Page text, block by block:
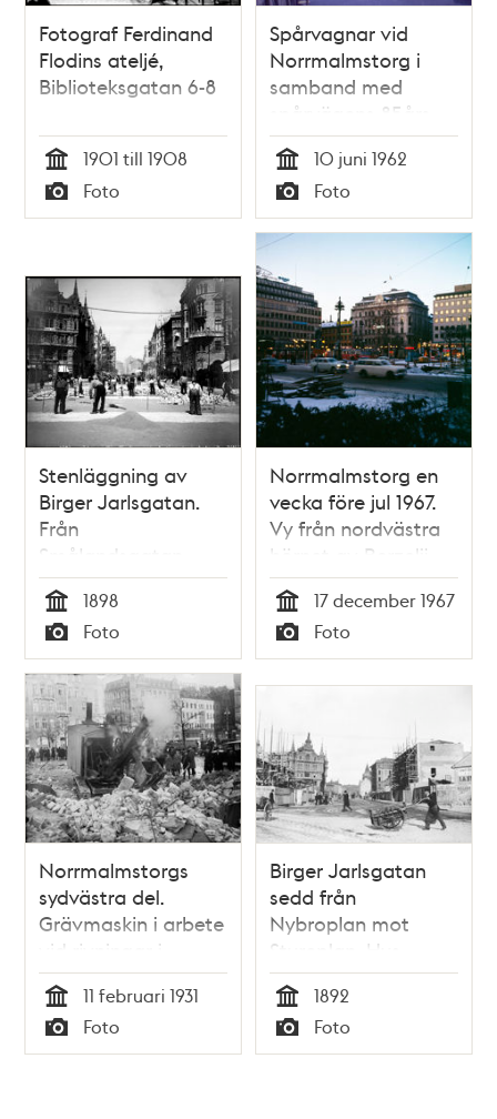
Fotograf Ferdinand
Flodins ateljé,
Biblioteksgatan 6-8
Tid
1901 till 1908
Typ
Foto
Spårvagnar vid
Norrmalmstorg i
samband med
spårvägens 85års
jubileum år 1962.
Tid
10 juni 1962
Typ
Foto
Stenläggning av
Birger Jarlsgatan.
Från
Smålandsgatan
norrut
Tid
1898
Typ
Foto
Norrmalmstorg en
vecka före jul 1967.
Vy från nordvästra
hörnet av Berzelii
Park. Skymningsbild
Tid
17 december 1967
Typ
Foto
Norrmalmstorgs
sydvästra del.
Grävmaskin i arbete
vid rivningar i
Norrmalmstorgs
västra kvarter
Norrmalm där
Citypalatset uppförs
Tid
11 februari 1931
Typ
Foto
Birger Jarlsgatan
sedd från
Nybroplan mot
Stureplan. Hus
under byggnad
Tid
1892
Typ
Foto